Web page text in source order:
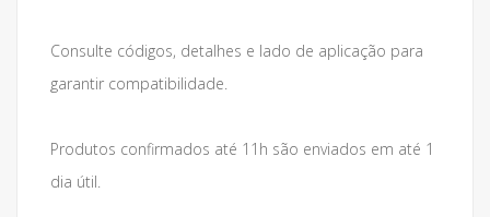
Consulte códigos, detalhes e lado de aplicação para
garantir compatibilidade.
Produtos confirmados até 11h são enviados em até 1
dia útil.